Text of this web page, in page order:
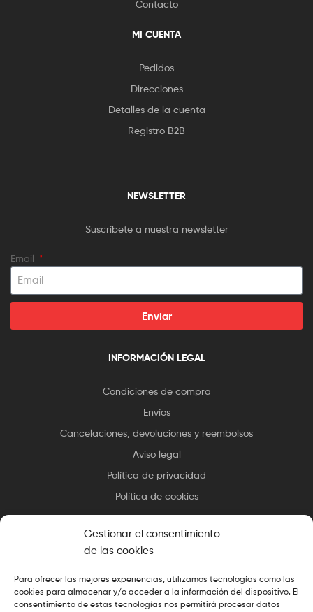
Gestionar el consentimiento
de las cookies
Para ofrecer las mejores experiencias, utilizamos tecnologías como las
cookies para almacenar y/o acceder a la información del dispositivo. El
consentimiento de estas tecnologías nos permitirá procesar datos
Contacto
MI CUENTA
Pedidos
Direcciones
Detalles de la cuenta
Registro B2B
NEWSLETTER
Suscríbete a nuestra newsletter
Email
Enviar
INFORMACIÓN LEGAL
Condiciones de compra
Envíos
Cancelaciones, devoluciones y reembolsos
Aviso legal
Política de privacidad
Política de cookies
Copyright © 2025 Essax.All Rights Reserved. Diseño cocinado
porEl Chef de la Web